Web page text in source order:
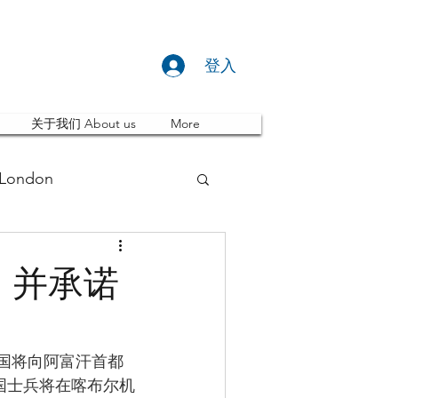
登入
关于我们 About us More
并承诺
将向阿富汗首都
士兵将在喀布尔机